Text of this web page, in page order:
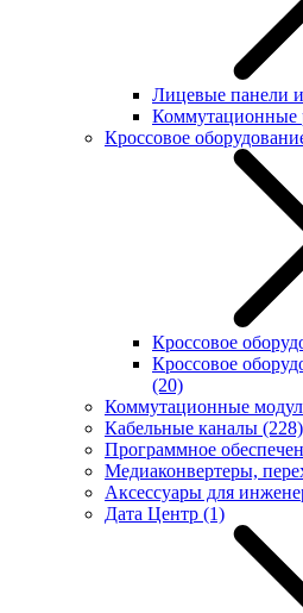
Лицевые панели
Коммутационные
Кроссовое
Кроссовое
Кроссовое
(20)
Коммутационные
Кабельные каналы (228)
Программное
Медиаконвертеры,
Аксессуары для
Дата Центр (1)